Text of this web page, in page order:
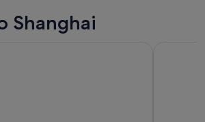
Shanghai